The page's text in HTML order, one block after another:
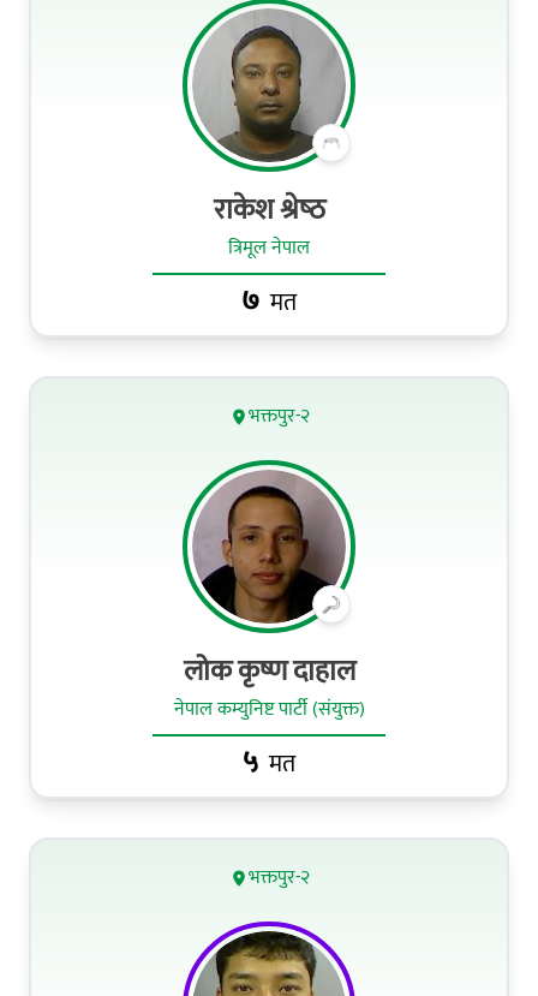
राकेश श्रेष्‍ठ
त्रिमूल नेपाल
७ मत
भक्तपुर-२
लोक कृष्ण दाहाल
नेपाल कम्युनिष्ट पार्टी (संयुक्त)
५ मत
भक्तपुर-२